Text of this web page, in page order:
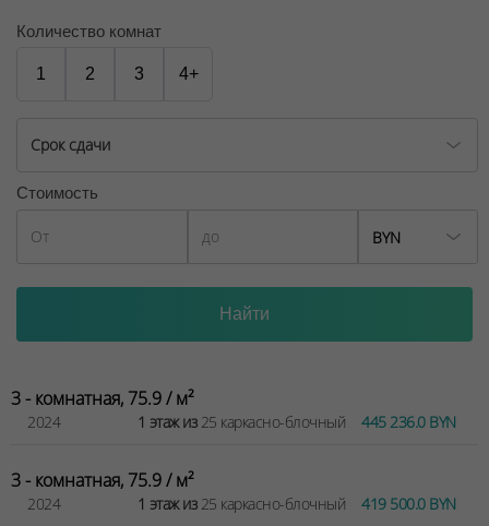
Количество комнат
1 2 3 4+
Срок сдачи
Стоимость
BYN
3 - комнатная, 75.9 / м²
2024 1 этаж из25 каркасно-блочный 445 236.0 BYN
3 - комнатная, 75.9 / м²
2024 1 этаж из25 каркасно-блочный 419 500.0 BYN